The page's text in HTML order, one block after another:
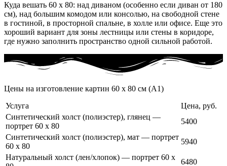
Куда вешать 60 x 80: над диваном (особенно если диван от 180
см), над большим комодом или консолью, на свободной стене
в гостиной, в просторной спальне, в холле или офисе. Еще это
хороший вариант для зоны лестницы или стены в коридоре,
где нужно заполнить пространство одной сильной работой.
Цены на изготовление картин 60 x 80 см (А1)
Услуга
Цена, руб.
Синтетический холст (полиэстер), глянец —
портрет 60 x 80
5400
Синтетический холст (полиэстер), мат — портрет
60 x 80
5940
Натуральный холст (лен/хлопок) — портрет 60 x
6480